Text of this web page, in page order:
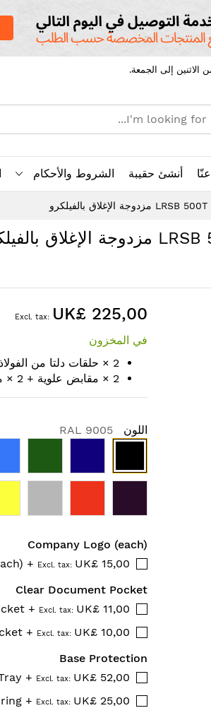
عنّا أنشئ حقيبة الشروط والأحكام
UK£ 225,00
في المخزون
2 × حلقات دلتا من الفولاذ المقاوم للصدأ تصنف بتصنيف A4
2 × مقابض علوية + 2 × مقابض جانبية - ذات قبضة قوية
اللون RAL 9005
Company Logo (each)
+
UK£ 15,00
Clear Document Pocket
+
UK£ 11,00
+
UK£ 10,00
Base Protection
+
UK£ 52,00
+ UK£ 25,00